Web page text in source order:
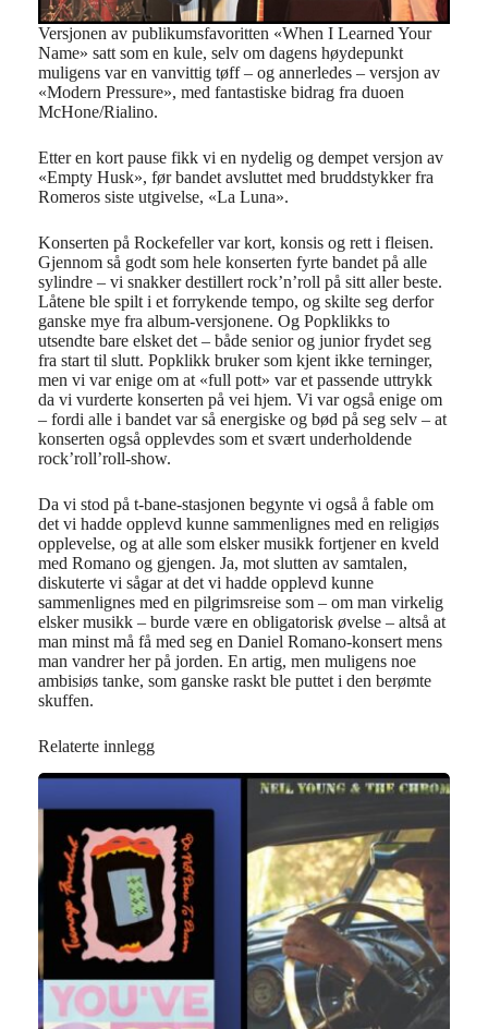
Versjonen av publikumsfavoritten «When I Learned Your
Name» satt som en kule, selv om dagens høydepunkt
muligens var en vanvittig tøff – og annerledes – versjon av
«Modern Pressure», med fantastiske bidrag fra duoen
McHone/Rialino.
Etter en kort pause fikk vi en nydelig og dempet versjon av
«Empty Husk», før bandet avsluttet med bruddstykker fra
Romeros siste utgivelse, «La Luna».
Konserten på Rockefeller var kort, konsis og rett i fleisen.
Gjennom så godt som hele konserten fyrte bandet på alle
sylindre – vi snakker destillert rock’n’roll på sitt aller beste.
Låtene ble spilt i et forrykende tempo, og skilte seg derfor
ganske mye fra album-versjonene. Og Popklikks to
utsendte bare elsket det – både senior og junior frydet seg
fra start til slutt. Popklikk bruker som kjent ikke terninger,
men vi var enige om at «full pott» var et passende uttrykk
da vi vurderte konserten på vei hjem. Vi var også enige om
– fordi alle i bandet var så energiske og bød på seg selv – at
konserten også opplevdes som et svært underholdende
rock’roll’roll-show.
Da vi stod på t-bane-stasjonen begynte vi også å fable om
det vi hadde opplevd kunne sammenlignes med en religiøs
opplevelse, og at alle som elsker musikk fortjener en kveld
med Romano og gjengen. Ja, mot slutten av samtalen,
diskuterte vi sågar at det vi hadde opplevd kunne
sammenlignes med en pilgrimsreise som – om man virkelig
elsker musikk – burde være en obligatorisk øvelse – altså at
man minst må få med seg en Daniel Romano-konsert mens
man vandrer her på jorden. En artig, men muligens noe
ambisiøs tanke, som ganske raskt ble puttet i den berømte
skuffen.
Relaterte innlegg